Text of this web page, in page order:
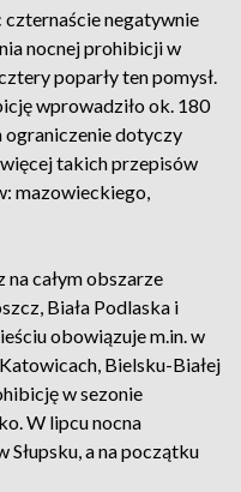
negatywnie
nocnej prohibicji w
poparły ten pomysł.
wprowadziło ok. 180
ograniczenie dotyczy
takich przepisów
mazowieckiego,
na całym obszarze
Biała Podlaska i
obowiązuje m.in. w
Bielsku-Białej
w sezonie
W lipcu nocna
a na początku